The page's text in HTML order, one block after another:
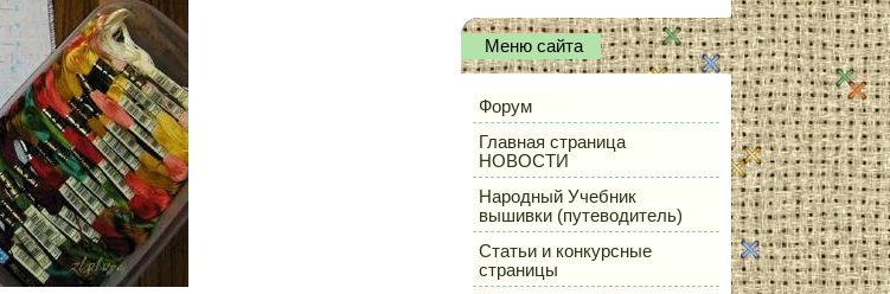
Меню сайта
Форум
Главная страница
НОВОСТИ
Народный Учебник
вышивки (путеводитель)
Статьи и конкурсные
страницы